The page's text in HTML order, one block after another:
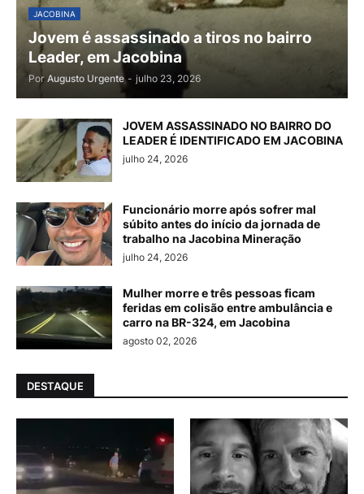
JACOBINA
Jovem é assassinado a tiros no bairro
Leader, em Jacobina
Por Augusto Urgente - julho 23, 2026
JOVEM ASSASSINADO NO BAIRRO DO
LEADER É IDENTIFICADO EM JACOBINA
julho 24, 2026
Funcionário morre após sofrer mal
súbito antes do início da jornada de
trabalho na Jacobina Mineração
julho 24, 2026
Mulher morre e três pessoas ficam
feridas em colisão entre ambulância e
carro na BR-324, em Jacobina
agosto 02, 2026
DESTAQUE